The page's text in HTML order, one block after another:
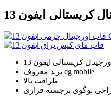
برند معروف cg mobile
ظرافت بالا
لوگوی برجسته فراری